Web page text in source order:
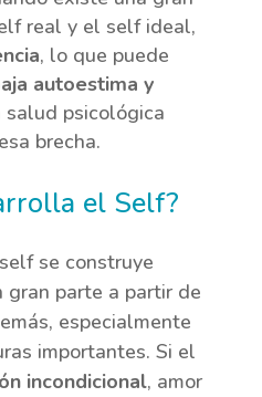
real y el self ideal,
, lo que puede
autoestima y
salud psicológica
brecha.
el Self?
se construye
gran parte a partir de
especialmente
importantes. Si el
incondicional, amor